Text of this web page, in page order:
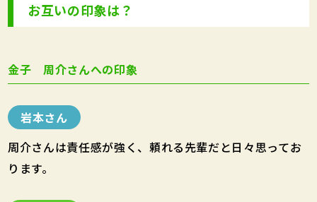
お互いの印象は？
金子 周介さんへの印象
岩本さん
周介さんは責任感が強く、頼れる先輩だと日々思ってお
ります。